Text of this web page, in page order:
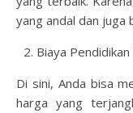
yang andal dan juga
Biaya
Di sini, Anda bisa
harga yang